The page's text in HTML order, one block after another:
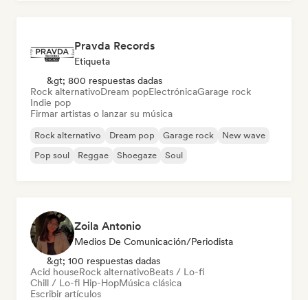
Pravda Records
Etiqueta
&gt; 800 respuestas dadas
Rock alternativoDream popElectrónicaGarage rock
Indie pop
Firmar artistas o lanzar su música
Rock alternativo Dream pop Garage rock
New wave
Pop soul
Reggae Shoegaze Soul
Zoila Antonio
Medios De Comunicación/Periodista
&gt; 100 respuestas dadas
Acid houseRock alternativoBeats / Lo-fi
Chill / Lo-fi Hip-HopMúsica clásica
Escribir artículos